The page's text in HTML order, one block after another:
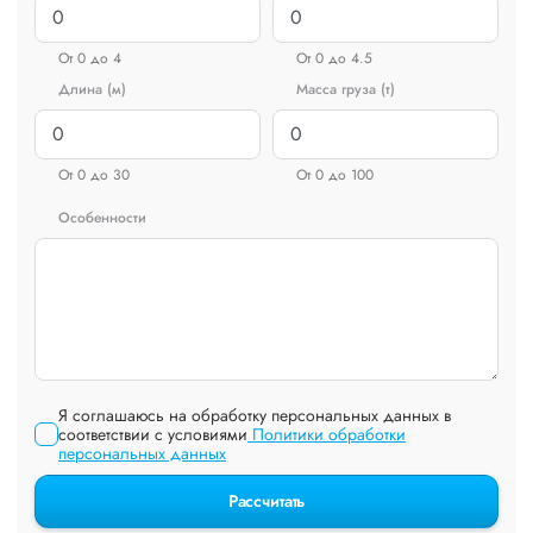
От 0 до 4
От 0 до 4.5
Длина (м)
От 0 до 30
Масса груза (т)
От 0 до 100
Особенности
Я соглашаюсь на обработку персональных данных в
соответствии с условиями Политики обработки
персональных данных
Рассчитать